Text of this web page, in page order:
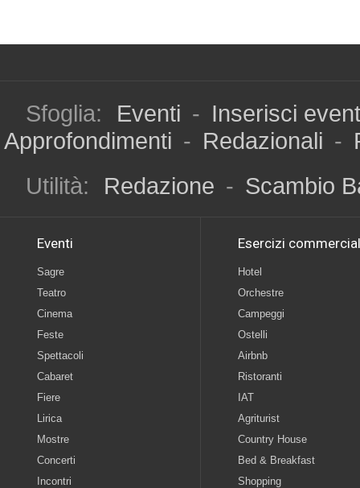
Sfoglia: Eventi - Inserisci
Approfondimenti - Redazionali -
Utilità:
Redazione - Scambio
Eventi
Sagre
Teatro
Cinema
Feste
Spettacoli
Cabaret
Fiere
Lirica
Mostre
Concerti
Incontri
Esercizi
Hotel
Orchestre
Campeggi
Ostelli
Airbnb
Ristoranti
IAT
Agriturist
Country House
Bed & Breakfast
Shopping